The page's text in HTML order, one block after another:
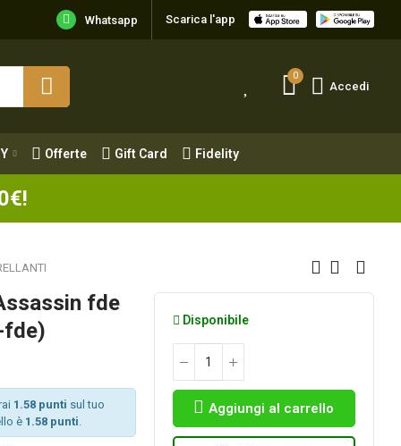
Whatsapp Scarica l'app
0
Accedi
Offerte Gift Card Fidelity
Offerte Gift Card Fidelity
fde
fde)
1.58 punti sul tuo
è 1.58 punti
Disponibile
Aggiungi al carrello